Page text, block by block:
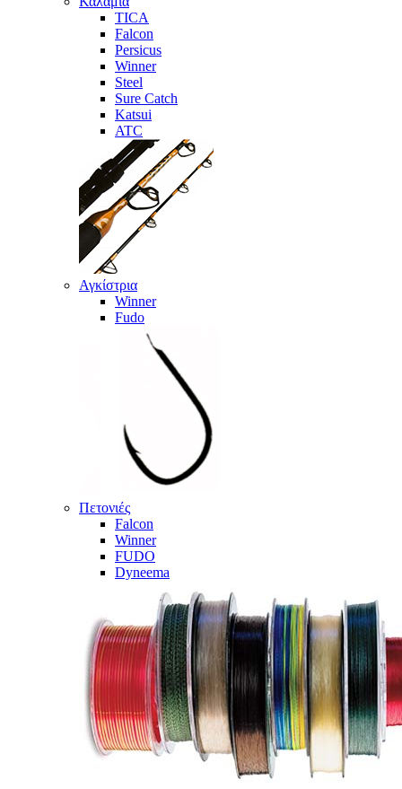
TICA
Falcon
Persicus
Winner
Steel
Sure Catch
Katsui
ATC
Αγκίστρια
Winner
Fudo
Πετονιές
Falcon
Winner
FUDO
Dyneema